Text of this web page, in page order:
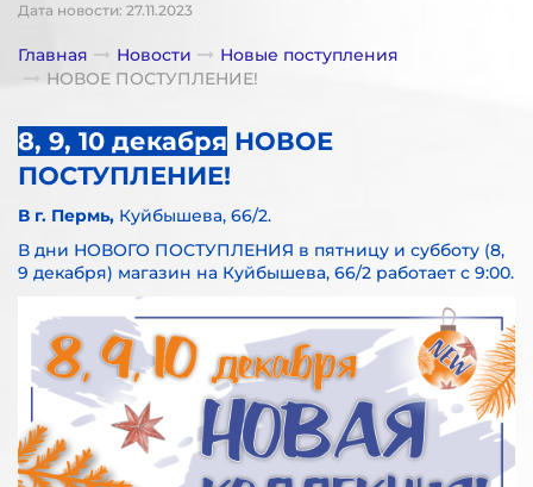
Дата новости: 27.11.2023
Главная Новости
Новые поступления
НОВОЕ ПОСТУПЛЕНИЕ!
8, 9, 10 декабря НОВОЕ
ПОСТУПЛЕНИЕ!
В г. Пермь, Куйбышева, 66/2.
В дни НОВОГО ПОСТУПЛЕНИЯ в пятницу и субботу (8,
9 декабря) магазин на Куйбышева, 66/2 работает с 9:00.